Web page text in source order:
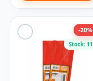
Stock: 11
-20%